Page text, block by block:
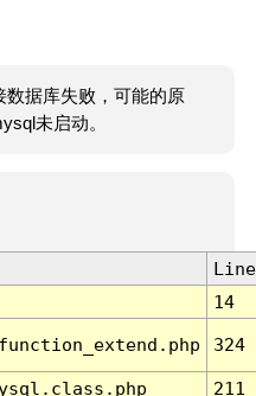
数据库失败，可能的原
未启动。
Line
14
324
211